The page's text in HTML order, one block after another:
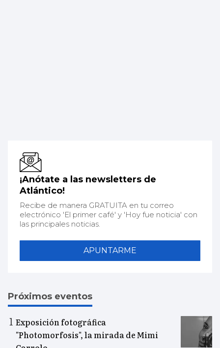
¡Anótate a las newsletters de
Atlántico!
Recibe de manera GRATUITA en tu correo
electrónico 'El primer café' y 'Hoy fue noticia' con
las principales noticias.
APUNTARME
Próximos eventos
Exposición fotográfica
"Photomorfosis", la mirada de Mimi